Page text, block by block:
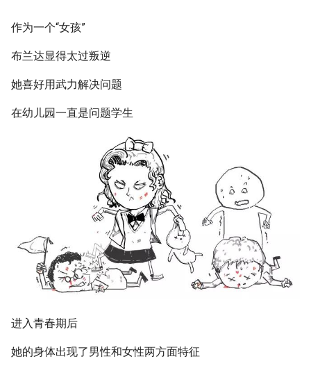
作为一个“女孩”
布兰达显得太过叛逆
她喜好用武力解决问题
在幼儿园一直是问题学生
进入青春期后
她的身体出现了男性和女性两方面特征